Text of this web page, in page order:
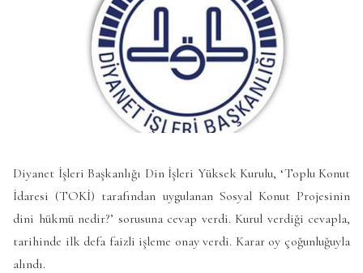
Diyanet İşleri Başkanlığı Din İşleri Yüksek Kurulu, ‘Toplu Konut
İdaresi (TOKİ) tarafından uygulanan Sosyal Konut Projesinin
dini hükmü nedir?’ sorusuna cevap verdi. Kurul verdiği cevapla,
tarihinde ilk defa faizli işleme onay verdi. Karar oy çoğunluğuyla
alındı.